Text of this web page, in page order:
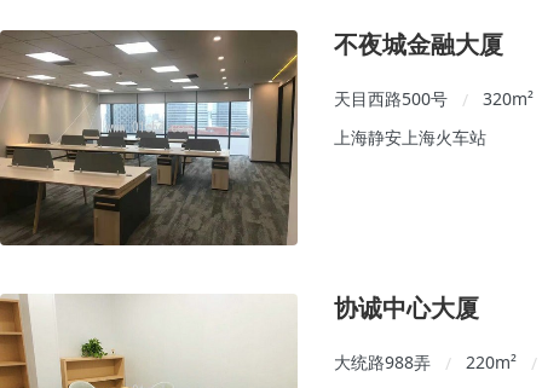
不夜城金融大厦
天目西路500号 / 320m²
上海静安上海火车站
协诚中心大厦
大统路988弄 / 220m²
/